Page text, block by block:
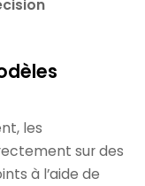
les
sur des
à l’aide de